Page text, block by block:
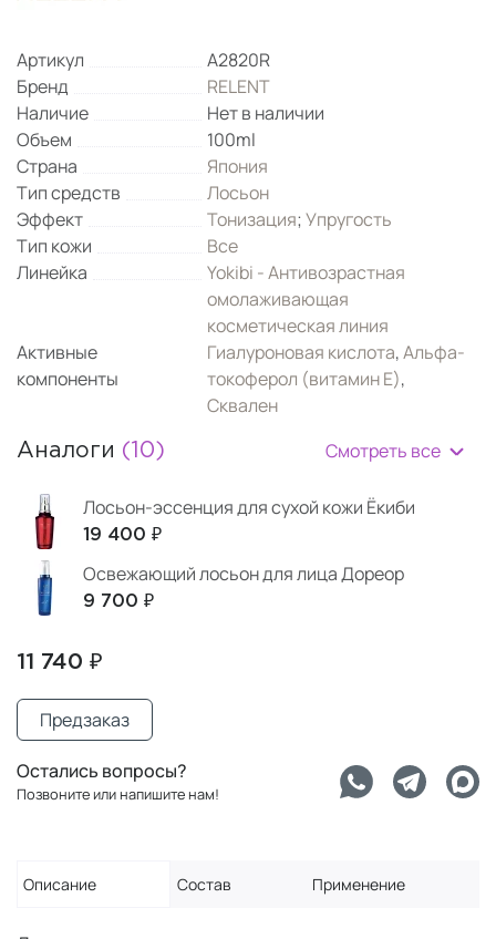
Артикул
A2820R
Бренд
RELENT
Наличие
Нет в наличии
Объем
100ml
Страна
Япония
Тип средств
Лосьон
Эффект
Тонизация;Упругость
Тип кожи
Все
Линейка
Yokibi - Антивозрастная
омолаживающая
косметическая линия
Активные
компоненты
Гиалуроновая кислота,Альфа-
токоферол (витамин Е),
Сквален
Аналоги (10) Смотреть все
Лосьон-эссенция для сухой кожи Ёкиби
19 400 ₽
Освежающий лосьон для лица Дореор
9 700 ₽
11 740 ₽
Предзаказ
Остались вопросы?
Позвоните или напишите нам!
Описание Состав Применение